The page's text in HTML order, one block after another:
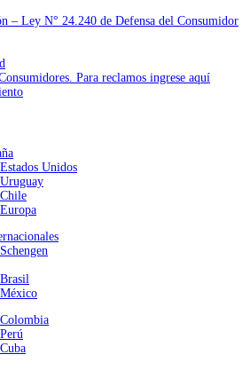
– Ley N° 24.240 de Defensa del Consumidor
Para reclamos ingrese aquí
Unidos